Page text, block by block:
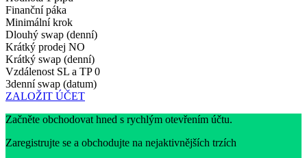
Finanční páka
Minimální krok
Dlouhý swap (denní)
Krátký prodej NO
Krátký swap (denní)
Vzdálenost SL a TP 0
3denní swap (datum)
ZALOŽIT ÚČET
Začněte obchodovat hned s rychlým otevřením účtu.
Zaregistrujte se a obchodujte na nejaktivnějších trzích